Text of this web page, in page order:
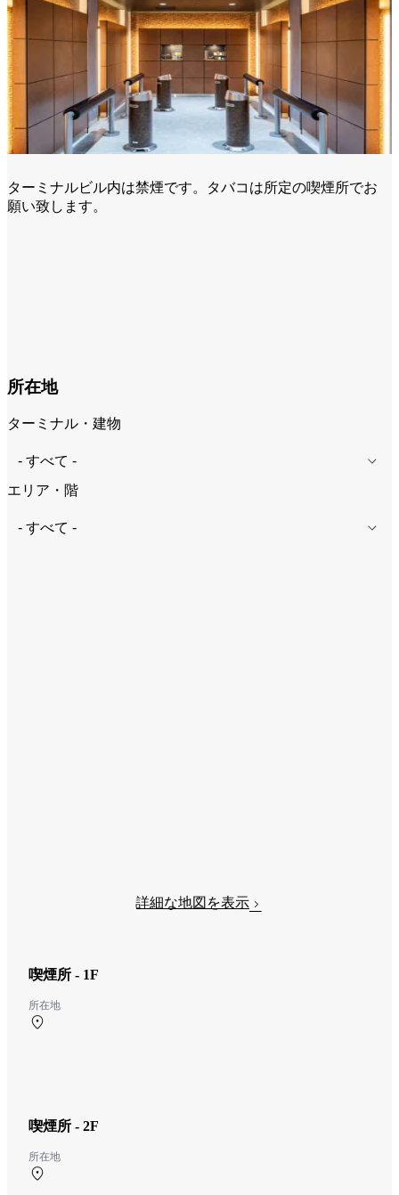
ターミナルビル内は禁煙です。タバコは所定の喫煙所でお
願い致します。
所在地
ターミナル・建物
エリア・階
詳細な地図を表示
喫煙所 - 1F
所在地
喫煙所 - 2F
所在地